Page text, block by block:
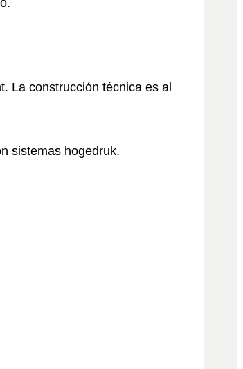
La construcción técnica es al
sistemas hogedruk.